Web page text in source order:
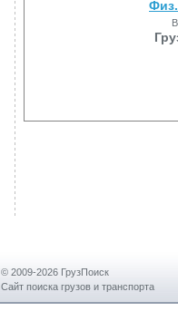
© 2009-2026 ГрузПоиск
Сайт поиска грузов и транспорта